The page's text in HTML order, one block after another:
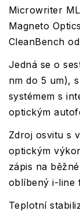
Microwriter
Magneto
CleanBench
Jedná se o
nm do 5 um),
systémem s
optickým
Zdroj osvitu s
optickým
zápis na
oblíbený i-line
Teplotní